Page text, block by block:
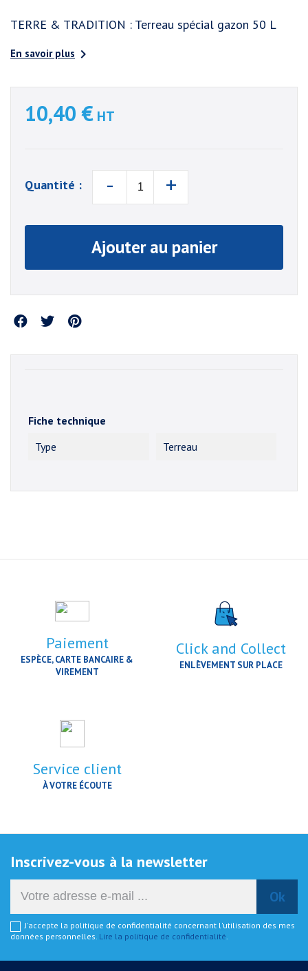
TERRE & TRADITION : Terreau spécial gazon 50 L
En savoir plus 
10,40 € HT
Quantité : - +
Ajouter au panier
Partager
Fiche technique
Type
Terreau
Paiement
ESPÈCE, CARTE BANCAIRE &
VIREMENT
Click and Collect
ENLÈVEMENT SUR PLACE
Service client
À VOTRE ÉCOUTE
Inscrivez-vous à la newsletter
J'accepte la politique de confidentialité concernant l'utilisation des mes
données personnelles. Lire la politique de confidentialité